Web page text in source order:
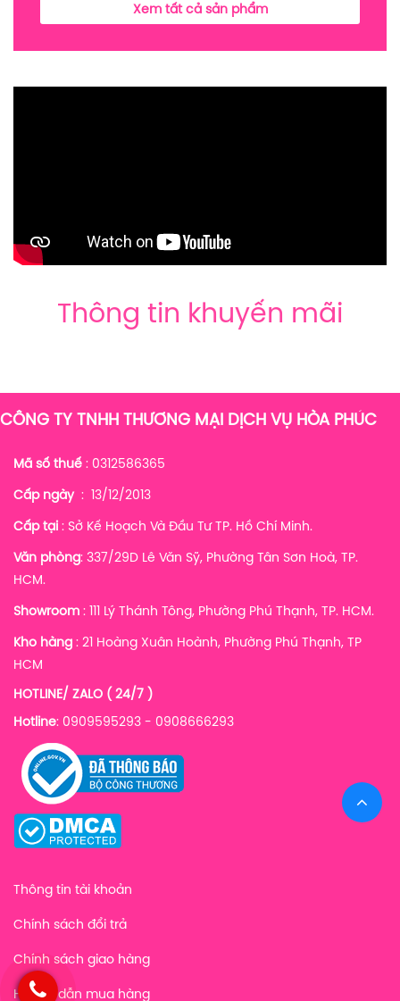
Xem tất cả sản phẩm
Thông tin khuyến mãi
CÔNG TY TNHH THƯƠNG MẠI DỊCH VỤ HÒA PHÚC
Mã số thuế : 0312586365
Cấp ngày: 13/12/2013
Cấp tại : Sở Kế Hoạch Và Đầu Tư TP. Hồ Chí Minh.
Văn phòng: 337/29D Lê Văn Sỹ, Phường Tân Sơn Hoà, TP.
HCM.
Showroom : 111 Lý Thánh Tông, Phường Phú Thạnh, TP. HCM.
Kho hàng : 21 Hoàng Xuân Hoành, Phường Phú Thạnh, TP
HCM
HOTLINE/ ZALO ( 24/7 )
Hotline: 0909595293 - 0908666293
Thông tin tài khoản
Chính sách đổi trả
Chính sách giao hàng
Hướng dẫn mua hàng